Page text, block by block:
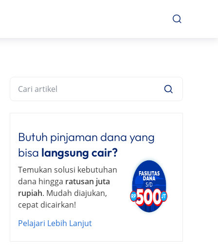
Butuh pinjaman dana yang
bisa langsung cair?
Temukan solusi kebutuhan
dana hingga ratusan juta
rupiah. Mudah diajukan,
cepat dicairkan!
Pelajari Lebih Lanjut